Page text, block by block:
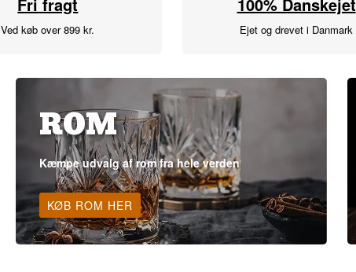
Ved køb over 899 kr. Ejet og drevet i Danmark
ROM
Kæmpe udvalg af rom fra hele verden
KØB ROM HER